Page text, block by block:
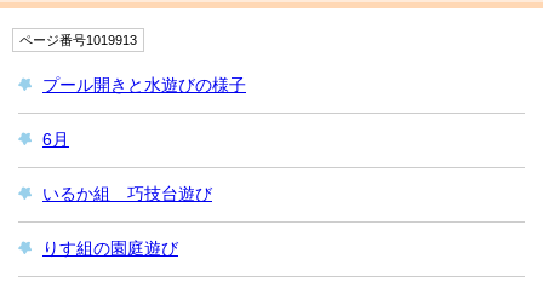
ページ番号1019913
プール開きと水遊びの様子
6月
いるか組 巧技台遊び
りす組の園庭遊び